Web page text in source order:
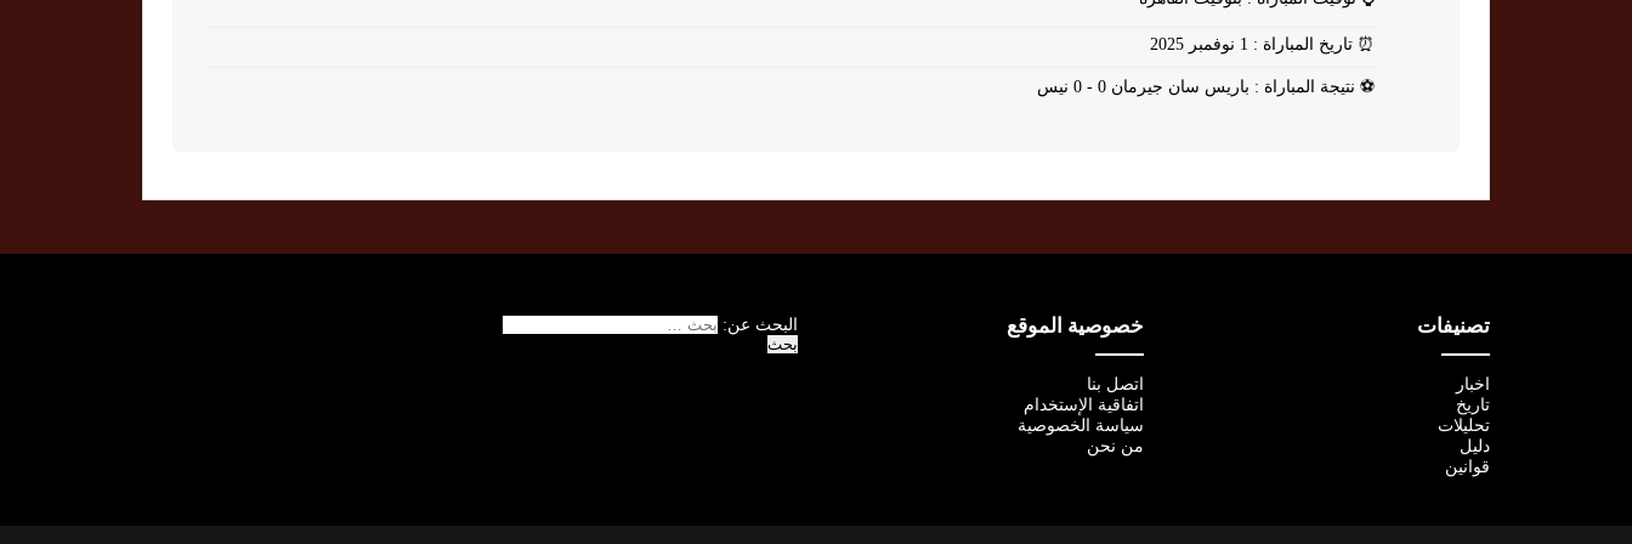
⏰ تاريخ المباراة : 1 نوفمبر 2025
⚽ نتيجة المباراة : باريس سان جيرمان 0 - 0 نيس
تصنيفات
اخبار
تاريخ
تحليلات
دليل
قوانين
خصوصية الموقع
اتصل بنا
اتفاقية الإستخدام
سياسة الخصوصية
من نحن
البحث عن: